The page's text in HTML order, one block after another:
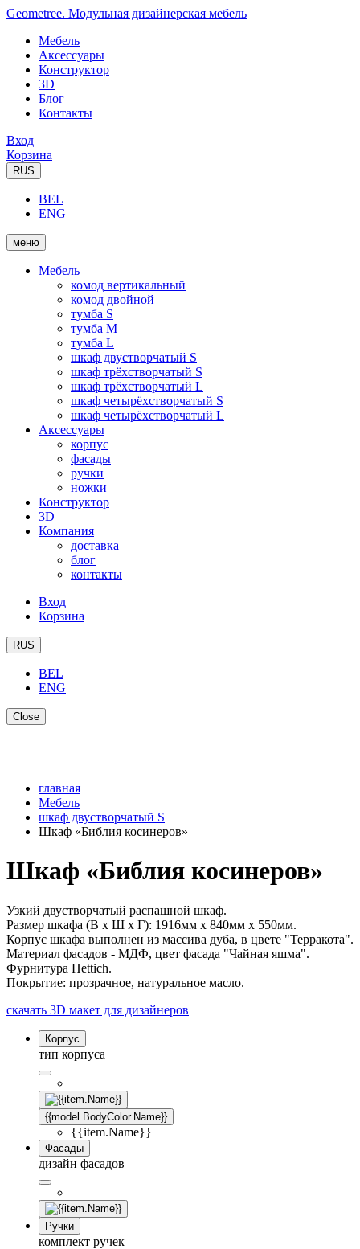
Geometree. Модульная дизайнерская мебель
Мебель
Аксессуары
Конструктор
3D
Блог
Контакты
Вход
Корзина
RUS
BEL
ENG
меню
Мебель
комод вертикальный
комод двойной
тумба S
тумба M
тумба L
шкаф двустворчатый S
шкаф трёхстворчатый S
шкаф трёхстворчатый L
шкаф четырёхстворчатый S
шкаф четырёхстворчатый L
Аксессуары
корпус
фасады
ручки
ножки
Конструктор
3D
Компания
доставка
блог
контакты
Вход
Корзина
RUS
BEL
ENG
Close
главная
Мебель
шкаф двустворчатый S
Шкаф «Библия косинеров»
Шкаф «Библия косинеров»
Узкий двустворчатый распашной шкаф.
Размер шкафа (В х Ш х Г): 1916мм x 840мм x 550мм.
Корпус шкафа выполнен из массива дуба, в цвете "Терракота".
Материал фасадов - МДФ, цвет фасада "Чайная яшма".
Фурнитура Hettich.
Покрытие: прозрачное, натуральное масло.
скачать 3D макет для дизайнеров
Корпус
тип корпуса
{{model.BodyColor.Name}}
{{item.Name}}
Фасады
дизайн фасадов
Ручки
комплект ручек